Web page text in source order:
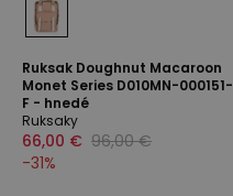
Ruksak Doughnut Macaroon
Monet Series D010MN-000151-
F - hnedé
Ruksaky
66,00 € 96,00 €
-31%